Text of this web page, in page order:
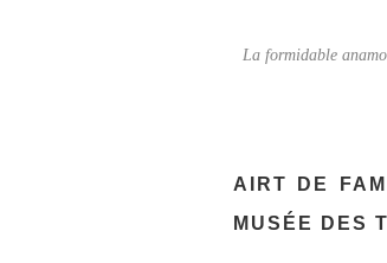
La formidable
AIRT DE
MUSÉE DES